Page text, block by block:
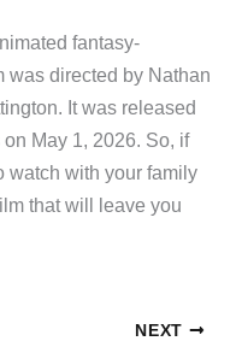
fantasy-
was directed by Nathan
It was released
May 1, 2026. So, if
watch with your family
that will leave you
NEXT